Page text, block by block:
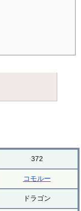
372
コモルー
ドラゴン